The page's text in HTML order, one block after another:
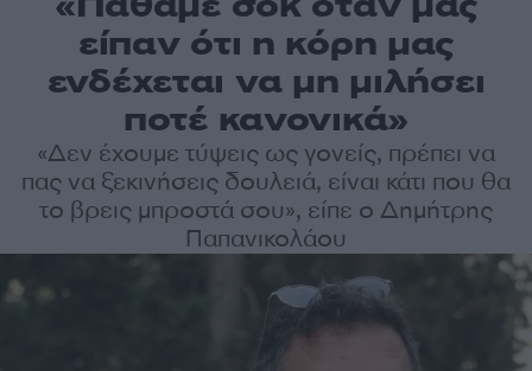
είπαν ότι η κόρη μας
ενδέχεται να μη μιλήσει
ποτέ κανονικά»
«Δεν έχουμε τύψεις ως γονείς, πρέπει να
πας να ξεκινήσεις δουλειά, είναι κάτι που θα
το βρεις μπροστά σου», είπε ο Δημήτρης
Παπανικολάου